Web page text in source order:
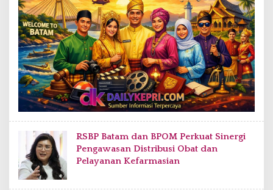
RSBP Batam dan BPOM Perkuat Sinergi
Pengawasan Distribusi Obat dan
Pelayanan Kefarmasian